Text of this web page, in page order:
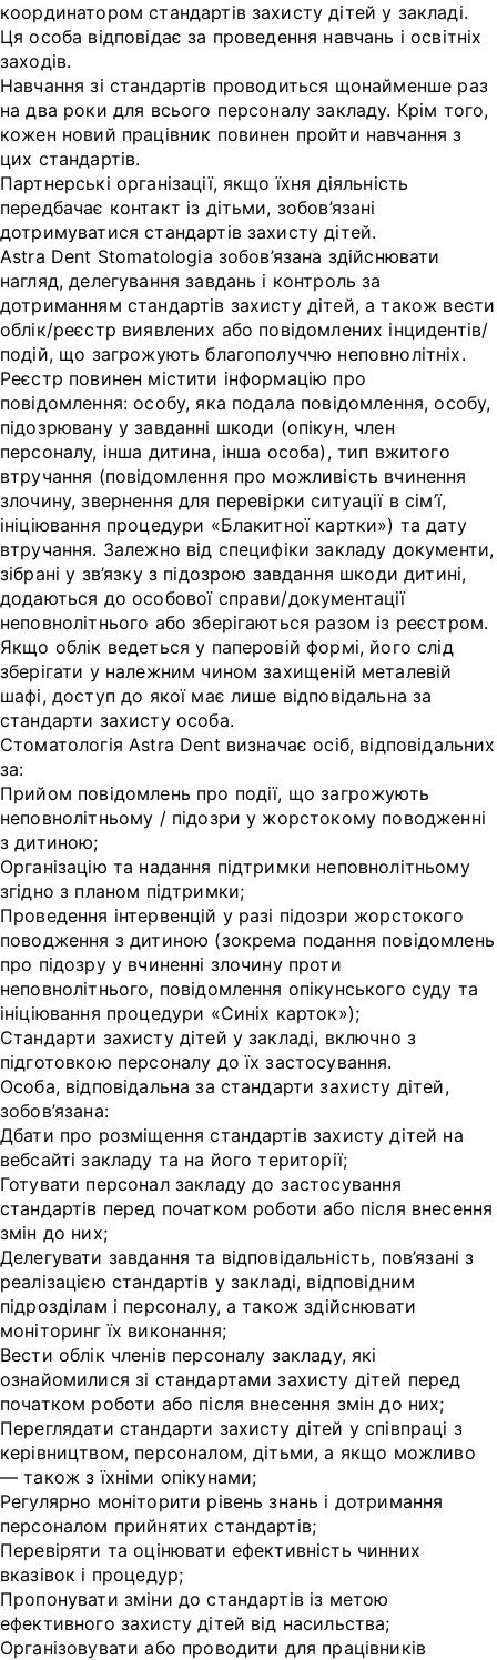
координатором стандартів захисту дітей у закладі.
Ця особа відповідає за проведення навчань і освітніх
заходів.
Навчання зі стандартів проводиться щонайменше раз
на два роки для всього персоналу закладу. Крім того,
кожен новий працівник повинен пройти навчання з
цих стандартів.
Партнерські організації, якщо їхня діяльність
передбачає контакт із дітьми, зобов’язані
дотримуватися стандартів захисту дітей.
Astra Dent Stomatologia зобов’язана здійснювати
нагляд, делегування завдань і контроль за
дотриманням стандартів захисту дітей, а також вести
облік/реєстр виявлених або повідомлених інцидентів/
подій, що загрожують благополуччю неповнолітніх.
Реєстр повинен містити інформацію про
повідомлення: особу, яка подала повідомлення, особу,
підозрювану у завданні шкоди (опікун, член
персоналу, інша дитина, інша особа), тип вжитого
втручання (повідомлення про можливість вчинення
злочину, звернення для перевірки ситуації в сім’ї,
ініціювання процедури «Блакитної картки») та дату
втручання. Залежно від специфіки закладу документи,
зібрані у зв’язку з підозрою завдання шкоди дитині,
додаються до особової справи/документації
неповнолітнього або зберігаються разом із реєстром.
Якщо облік ведеться у паперовій формі, його слід
зберігати у належним чином захищеній металевій
шафі, доступ до якої має лише відповідальна за
стандарти захисту особа.
Стоматологія Astra Dent визначає осіб, відповідальних
за:
Прийом повідомлень про події, що загрожують
неповнолітньому / підозри у жорстокому поводженні
з дитиною;
Організацію та надання підтримки неповнолітньому
згідно з планом підтримки;
Проведення інтервенцій у разі підозри жорстокого
поводження з дитиною (зокрема подання повідомлень
про підозру у вчиненні злочину проти
неповнолітнього, повідомлення опікунського суду та
ініціювання процедури «Синіх карток»);
Стандарти захисту дітей у закладі, включно з
підготовкою персоналу до їх застосування.
Особа, відповідальна за стандарти захисту дітей,
зобов’язана:
Дбати про розміщення стандартів захисту дітей на
вебсайті закладу та на його території;
Готувати персонал закладу до застосування
стандартів перед початком роботи або після внесення
змін до них;
Делегувати завдання та відповідальність, пов’язані з
реалізацією стандартів у закладі, відповідним
підрозділам і персоналу, а також здійснювати
моніторинг їх виконання;
Вести облік членів персоналу закладу, які
ознайомилися зі стандартами захисту дітей перед
початком роботи або після внесення змін до них;
Переглядати стандарти захисту дітей у співпраці з
керівництвом, персоналом, дітьми, а якщо можливо
— також з їхніми опікунами;
Регулярно моніторити рівень знань і дотримання
персоналом прийнятих стандартів;
Перевіряти та оцінювати ефективність чинних
вказівок і процедур;
Пропонувати зміни до стандартів із метою
ефективного захисту дітей від насильства;
Організовувати або проводити для працівників